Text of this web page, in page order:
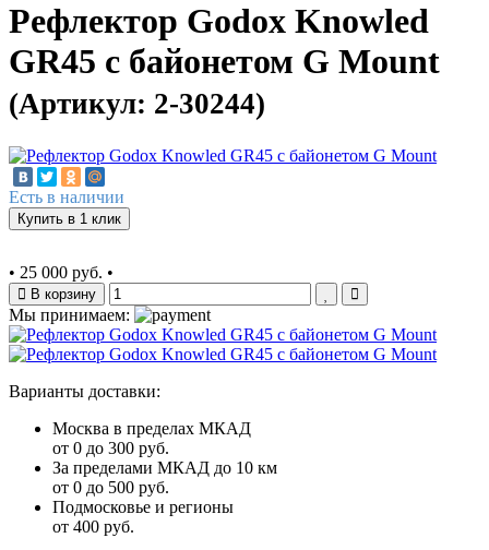
Рефлектор Godox Knowled
GR45 с байонетом G Mount
(Артикул: 2-30244)
Есть в наличии
Купить в 1 клик
• 25 000 руб. •
В корзину
Мы принимаем:
Варианты доставки:
Москва в пределах МКАД
от 0 до 300 руб.
За пределами МКАД до 10 км
от 0 до 500 руб.
Подмосковье и регионы
от 400 руб.